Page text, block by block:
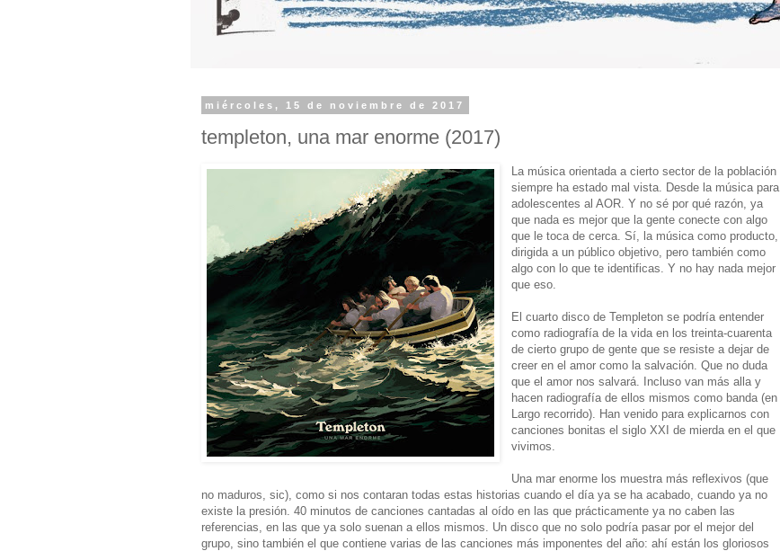
miércoles, 15 de noviembre de 2017
templeton, una mar enorme (2017)
La música orientada a cierto sector de la población
siempre ha estado mal vista. Desde la música para
adolescentes al AOR. Y no sé por qué razón, ya
que nada es mejor que la gente conecte con algo
que le toca de cerca. Sí, la música como producto,
dirigida a un público objetivo, pero también como
algo con lo que te identificas. Y no hay nada mejor
que eso.
El cuarto disco de Templeton se podría entender
como radiografía de la vida en los treinta-cuarenta
de cierto grupo de gente que se resiste a dejar de
creer en el amor como la salvación. Que no duda
que el amor nos salvará. Incluso van más alla y
hacen radiografía de ellos mismos como banda (en
Largo recorrido). Han venido para explicarnos con
canciones bonitas el siglo XXI de mierda en el que
vivimos.
Una mar enorme los muestra más reflexivos (que
no maduros, sic), como si nos contaran todas estas historias cuando el día ya se ha acabado, cuando ya no
existe la presión. 40 minutos de canciones cantadas al oído en las que prácticamente ya no caben las
referencias, en las que ya solo suenan a ellos mismos. Un disco que no solo podría pasar por el mejor del
grupo, sino también el que contiene varias de las canciones más imponentes del año: ahí están los gloriosos